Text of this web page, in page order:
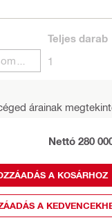
Teljes darab
1
árainak
Nettó 280
A KOSÁRHOZ
A